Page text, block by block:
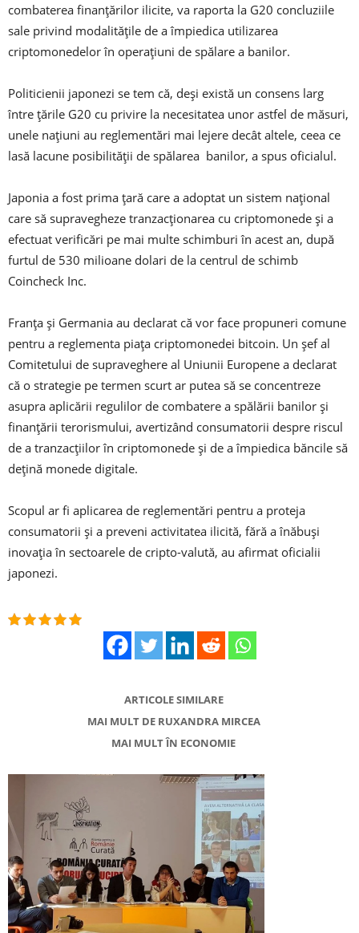
combaterea finanțărilor ilicite, va raporta la G20 concluziile
sale privind modalitățile de a împiedica utilizarea
criptomonedelor în operațiuni de spălare a banilor.
Politicienii japonezi se tem că, deși există un consens larg
între țările G20 cu privire la necesitatea unor astfel de măsuri,
unele națiuni au reglementări mai lejere decât altele, ceea ce
lasă lacune posibilității de spălarea banilor, a spus oficialul.
Japonia a fost prima țară care a adoptat un sistem național
care să supravegheze tranzacționarea cu criptomonede și a
efectuat verificări pe mai multe schimburi în acest an, după
furtul de 530 milioane dolari de la centrul de schimb
Coincheck Inc.
Franța și Germania au declarat că vor face propuneri comune
pentru a reglementa piața criptomonedei bitcoin. Un șef al
Comitetului de supraveghere al Uniunii Europene a declarat
că o strategie pe termen scurt ar putea să se concentreze
asupra aplicării regulilor de combatere a spălării banilor și
finanțării terorismului, avertizând consumatorii despre riscul
de a tranzacțiilor în criptomonede și de a împiedica băncile să
dețină monede digitale.
Scopul ar fi aplicarea de reglementări pentru a proteja
consumatorii și a preveni activitatea ilicită, fără a înăbuși
inovația în sectoarele de cripto-valută, au afirmat oficialii
japonezi.
ARTICOLE SIMILARE
MAI MULT DE RUXANDRA MIRCEA
MAI MULT ÎN ECONOMIE